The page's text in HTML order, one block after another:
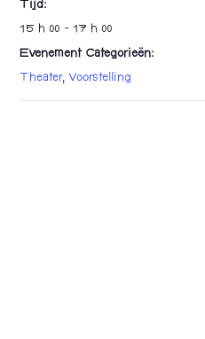
Tijd:
15 h 00 - 17 h 00
Evenement Categorieën:
Theater, Voorstelling